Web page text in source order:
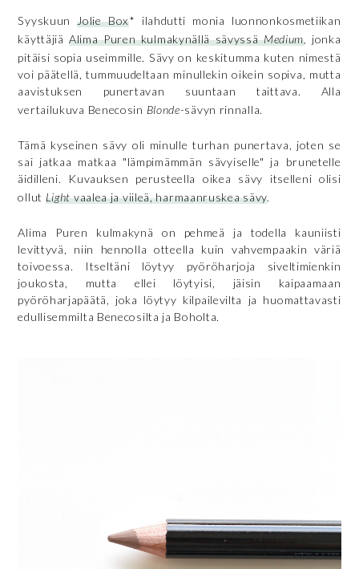
SyyskuunJolie Box* ilahdutti monia luonnonkosmetiikan
käyttäjiäAlima Puren kulmakynällä sävyssäMedium
jonka
pitäisi sopia useimmille. Sävy on keskitumma kuten nimestä
voi päätellä, tummuudeltaan minullekin oikein sopiva, mutta
aavistuksen punertavan suuntaan taittava. Alla
vertailukuva Benecosin Blonde-sävyn rinnalla.
Tämä kyseinen sävy oli minulle turhan punertava, joten se
sai jatkaa matkaa "lämpimämmän sävyiselle" ja brunetelle
äidilleni. Kuvauksen perusteella oikea sävy itselleni olisi
ollut Lightvaalea ja viileä, harmaanruskea sävy.
Alima Puren kulmakynä on pehmeä ja todella kauniisti
levittyvä, niin hennolla otteella kuin vahvempaakin väriä
toivoessa. Itseltäni löytyy pyöröharjoja siveltimienkin
joukosta, mutta ellei löytyisi, jäisin kaipaamaan
pyöröharjapäätä, joka löytyy kilpailevilta ja huomattavasti
edullisemmilta Benecosilta ja Boholta.